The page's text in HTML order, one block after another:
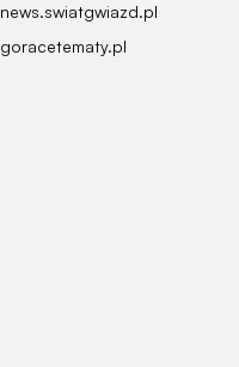
news.swiatgwiazd.pl
goracetematy.pl